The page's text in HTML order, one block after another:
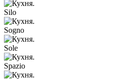
Silo
Sogno
Sole
Spazio